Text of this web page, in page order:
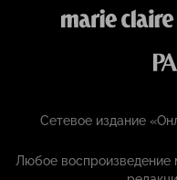
Сетевое издание
Любое воспроизведение